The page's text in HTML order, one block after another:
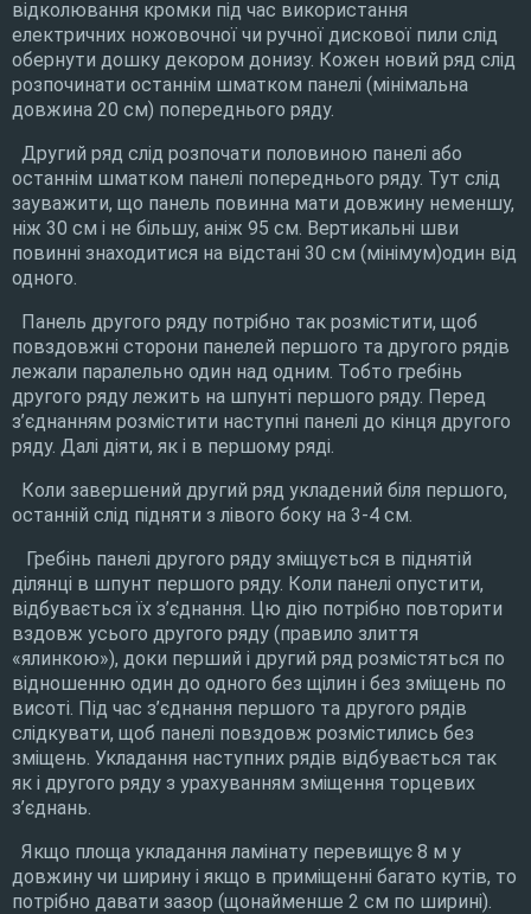
відколювання кромки під час використання
електричних ножовочної чи ручної дискової пили слід
обернути дошку декором донизу. Кожен новий ряд слід
розпочинати останнім шматком панелі (мінімальна
довжина 20 см) попереднього ряду.
Другий ряд слід розпочати половиною панелі або
останнім шматком панелі попереднього ряду. Тут слід
зауважити, що панель повинна мати довжину неменшу,
ніж 30 см і не більшу, аніж 95 см. Вертикальні шви
повинні знаходитися на відстані 30 см (мінімум)один від
одного.
Панель другого ряду потрібно так розмістити, щоб
повздовжні сторони панелей першого та другого рядів
лежали паралельно один над одним. Тобто гребінь
другого ряду лежить на шпунті першого ряду. Перед
з’єднанням розмістити наступні панелі до кінця другого
ряду. Далі діяти, як і в першому ряді.
Коли завершений другий ряд укладений біля першого,
останній слід підняти з лівого боку на 3-4 см.
Гребінь панелі другого ряду зміщується в піднятій
ділянці в шпунт першого ряду. Коли панелі опустити,
відбувається їх з’єднання. Цю дію потрібно повторити
вздовж усього другого ряду (правило злиття
«ялинкою»), доки перший і другий ряд розмістяться по
відношенню один до одного без щілин і без зміщень по
висоті. Під час з’єднання першого та другого рядів
слідкувати, щоб панелі повздовж розмістились без
зміщень. Укладання наступних рядів відбувається так
як і другого ряду з урахуванням зміщення торцевих
з’єднань.
Якщо площа укладання ламінату перевищує 8 м у
довжину чи ширину і якщо в приміщенні багато кутів, то
потрібно давати зазор (щонайменше 2 см по ширині).